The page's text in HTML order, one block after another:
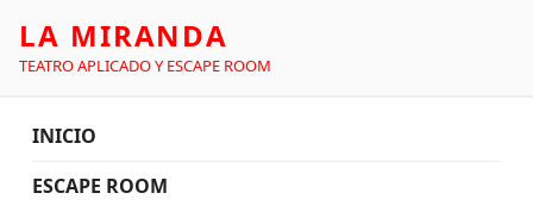
LA MIRANDA
TEATRO APLICADO Y ESCAPE ROOM
INICIO
ESCAPE ROOM